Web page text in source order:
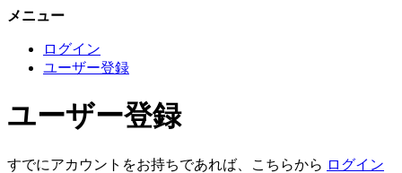
メニュー
ログイン
ユーザー登録
ユーザー登録
すでにアカウントをお持ちであれば、こちらから ログイン